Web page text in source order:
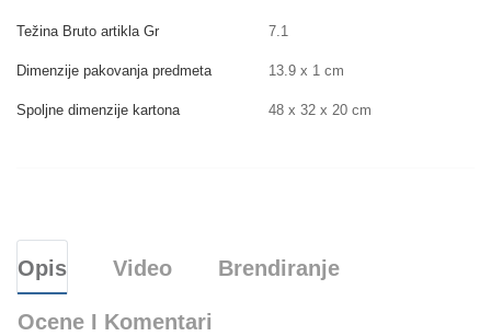
Težina Bruto artikla Gr 7.1
Dimenzije pakovanja predmeta 13.9 x 1 cm
Spoljne dimenzije kartona 48 x 32 x 20 cm
Opis Video Brendiranje
Ocene I Komentari